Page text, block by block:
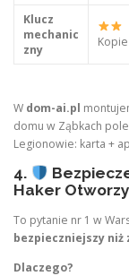
Klucz
mechanic
zny
Kopie
W dom-ai.pl
domu w Ząbkach
Legionowie: karta +
4.
Haker
To pytanie nr 1 w
bezpieczniejszy niż
Dlaczego?